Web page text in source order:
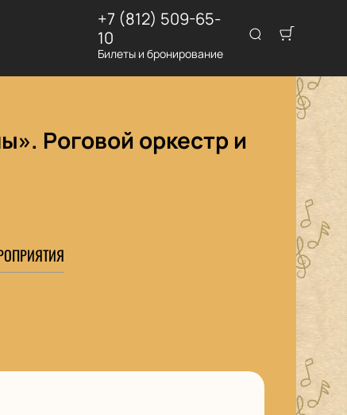
+7 (812) 509-65-
10
Билеты и бронирование
Роговой оркестр и